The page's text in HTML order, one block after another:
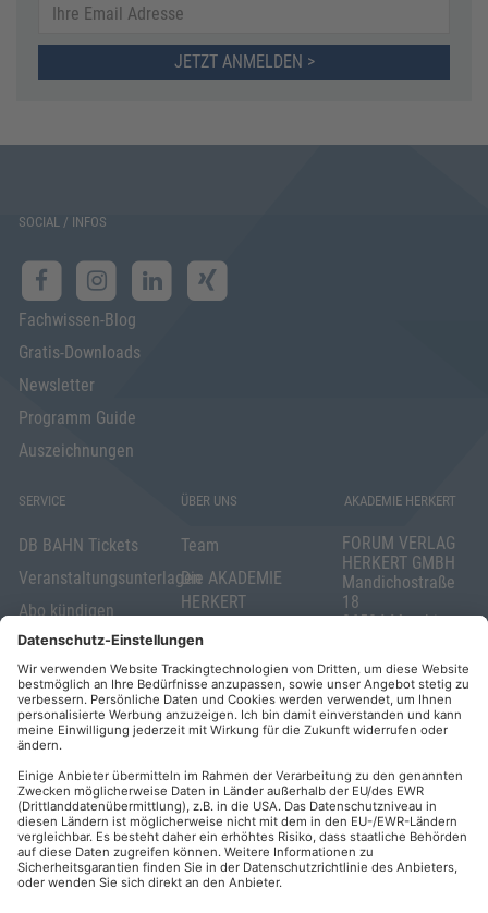
JETZT ANMELDEN >
SOCIAL / INFOS
Fachwissen-Blog
Gratis-Downloads
Newsletter
Programm Guide
Auszeichnungen
SERVICE
DB BAHN Tickets
Veranstaltungsunterlagen
Abo kündigen
Widerrufsrecht
für Verbraucher
Elektronischer
Geschäftsverkehr
ÜBER UNS
Team
Die AKADEMIE
HERKERT
FORUM VERLAG
HERKERT
Kontakt
AKADEMIE HERKERT
FORUM VERLAG
HERKERT GMBH
Mandichostraße
18
86504 Merching
(0)8233 381-123
Telefax: +49
(0)8233 381-222
E-Mail:
herkert.de
Zahlung per
Rechnung